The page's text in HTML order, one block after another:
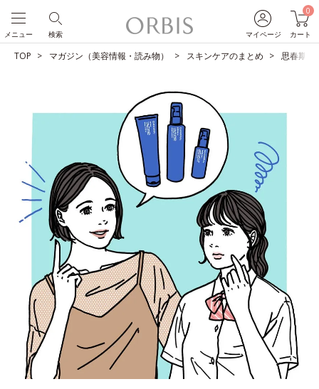
マイページ
0
カート
検索
メニュー
TOP マガジン（美容情報・読み物） スキンケアのまとめ 思春期ニ